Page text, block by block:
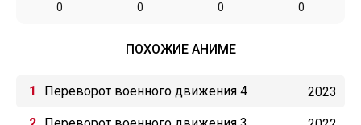
0 0 0 0
ПОХОЖИЕ АНИМЕ
Переворот военного движения 4 2023